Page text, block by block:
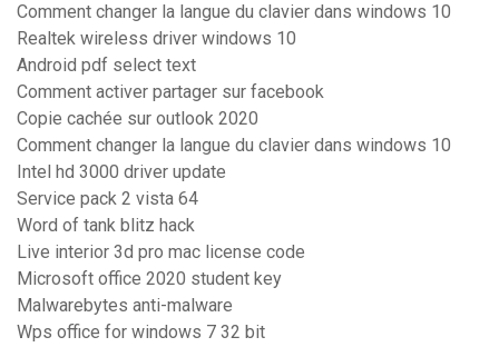
Comment changer la langue du clavier dans windows 10
Realtek wireless driver windows 10
Android pdf select text
Comment activer partager sur facebook
Copie cachée sur outlook 2020
Comment changer la langue du clavier dans windows 10
Intel hd 3000 driver update
Service pack 2 vista 64
Word of tank blitz hack
Live interior 3d pro mac license code
Microsoft office 2020 student key
Malwarebytes anti-malware
Wps office for windows 7 32 bit